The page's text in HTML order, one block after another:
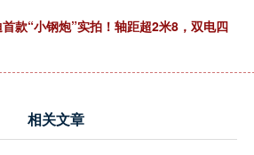
款“小钢炮”实拍！轴距超2米8，双电四
相关文章